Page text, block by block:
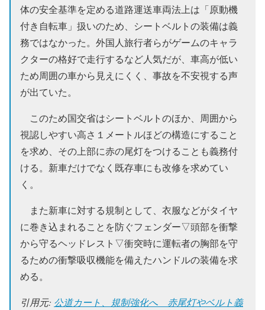
体の安全基準を定める道路運送車両法上は「原動機
付き自転車」扱いのため、シートベルトの装備は義
務ではなかった。外国人旅行者らがゲームのキャラ
クターの格好で走行するなど人気だが、車高が低い
ため周囲の車から見えにくく、事故を不安視する声
が出ていた。
このため国交省はシートベルトのほか、周囲から
視認しやすい高さ１メートルほどの構造にすること
を求め、その上部に赤の尾灯をつけることも義務付
ける。新車だけでなく既存車にも改修を求めてい
く。
また新車に対する規制として、衣服などがタイヤ
に巻き込まれることを防ぐフェンダー▽頭部を衝撃
から守るヘッドレスト▽衝突時に運転者の胸部を守
るための衝撃吸収機能を備えたハンドルの装備を求
める。
引用元: 公道カート、規制強化へ 赤尾灯やベルト義